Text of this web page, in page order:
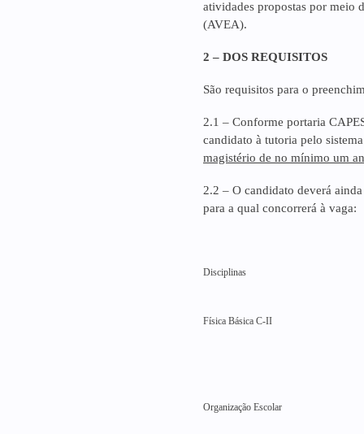
atividades propostas por meio
(AVEA).
2 – DOS REQUISITOS
São requisitos para o
2.1 – Conforme portaria
candidato à tutoria pelo
magistério de no mínimo um
2.2 – O candidato deverá
para a qual concorrerá à vaga:
Disciplinas
Física Básica C-II
Organização Escolar